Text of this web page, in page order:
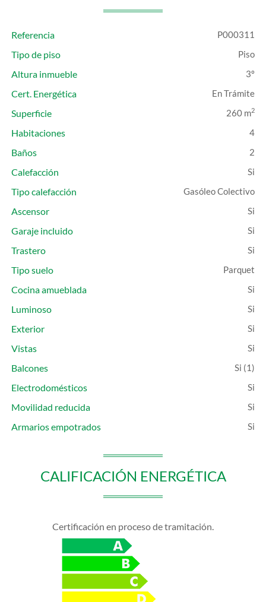
Referencia P000311
Tipo de piso Piso
Altura inmueble 3º
Cert. Energética En Trámite
Superficie 260 m2
Habitaciones 4
Baños 2
Calefacción
Tipo calefacción
Gasóleo Colectivo
Ascensor
Garaje incluido
Trastero
Tipo suelo
Parquet
Cocina amueblada
Luminoso
Exterior
Vistas
Balcones
(1)
Electrodomésticos
Movilidad reducida
Armarios empotrados
CALIFICACIÓN ENERGÉTICA
Certificación en proceso de tramitación.